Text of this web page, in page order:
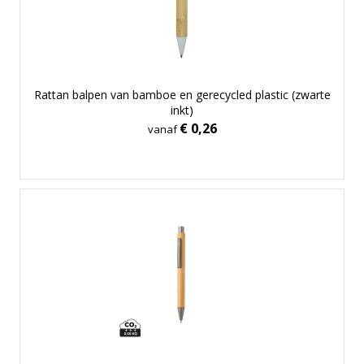
Rattan balpen van bamboe en gerecycled plastic (zwarte
inkt)
vanaf€ 0,26